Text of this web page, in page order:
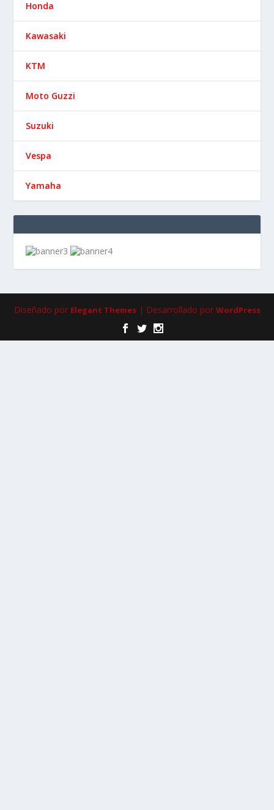
Honda
Kawasaki
KTM
Moto Guzzi
Suzuki
Vespa
Yamaha
Diseñado por Elegant Themes| Desarrollado por WordPress